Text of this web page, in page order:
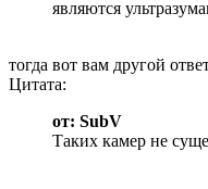
являются
тогда вот вам другой
Цитата:
от: SubV
Таких камер не